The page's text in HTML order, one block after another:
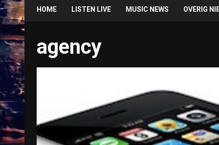
HOME LISTEN LIVE MUSIC NEWS OVERIG
agency
Treinkaartjes worden duurder,
abonnementen verdwijnen